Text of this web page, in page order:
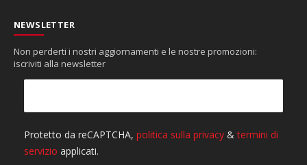
NEWSLETTER
Non perderti i nostri aggiornamenti e le nostre promozioni:
iscriviti alla newsletter